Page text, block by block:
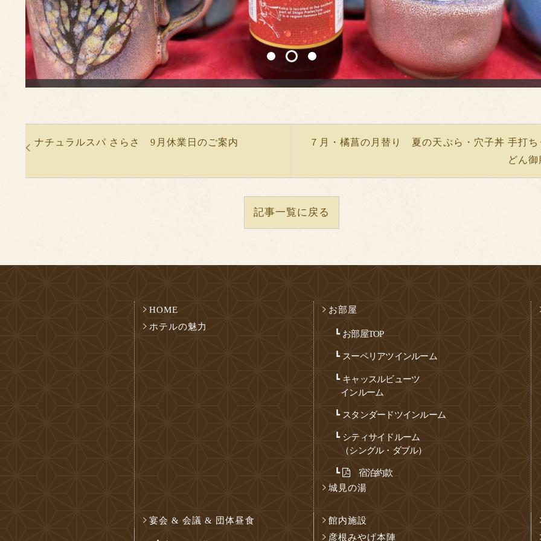
ナチュラルスパ さらさ 9月休業日のご案内
７月・橘菖の月替り 夏の天ぷら・穴子丼 手打ち
どん御
記事一覧に戻る
HOME
ホテルの魅力
お部屋
お部屋TOP
スーペリアツインルーム
キャッスルビューツ
インルーム
スタンダードツインルーム
シティサイドルーム
（シングル・ダブル）
宿泊約款
城見の湯
宴会 & 会議 & 団体昼食
館内施設
彦根みやげ本陣